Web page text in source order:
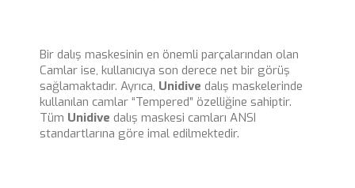
Bir dalış maskesinin en önemli parçalarından olan
Camlar ise, kullanıcıya son derece net bir görüş
sağlamaktadır. Ayrıca, Unidive dalış maskelerinde
kullanılan camlar “Tempered” özelliğine sahiptir.
Tüm Unidive dalış maskesi camları ANSI
standartlarına göre imal edilmektedir.